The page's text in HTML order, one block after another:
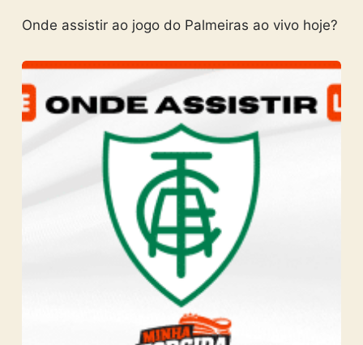
Onde assistir ao jogo do Palmeiras ao vivo hoje?